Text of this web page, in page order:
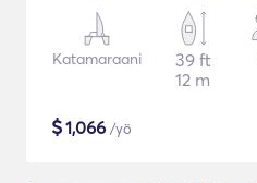
Katamaraani
39 ft
12 m
$1,066 /yö